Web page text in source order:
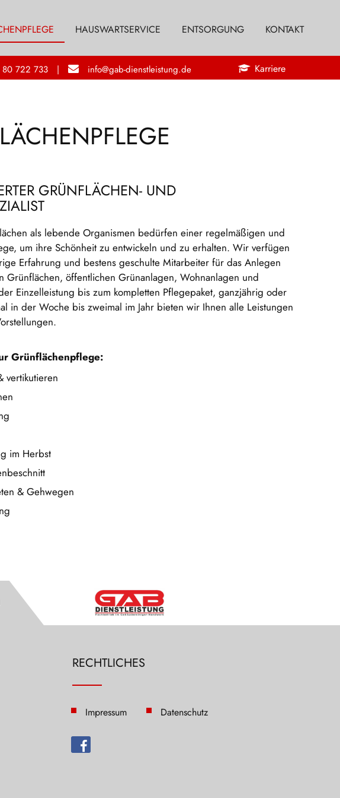
HAUSWARTSERVICE ENTSORGUNG KONTAKT
80 722 733 | info@gab-dienstleistung.de Karriere
GRÜNFLÄCHEN- UND
als lebende Organismen bedürfen einer regelmäßigen und
um ihre Schönheit zu entwickeln und zu erhalten. Wir verfügen
Erfahrung und bestens geschulte Mitarbeiter für das Anlegen
Grünflächen, öffentlichen Grünanlagen, Wohnanlagen und
Einzelleistung bis zum kompletten Pflegepaket, ganzjährig oder
in der Woche bis zweimal im Jahr bieten wir Ihnen alle Leistungen
Grünflächenpflege:
vertikutieren
im Herbst
& Gehwegen
RECHTLICHES
Impressum Datenschutz